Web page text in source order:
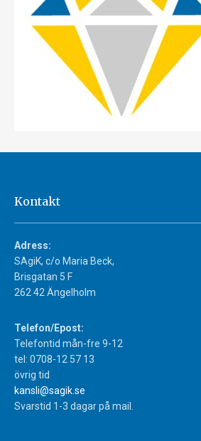
Kontakt
Adress:
SAgiK, c/o Maria Beck,
Brisgatan 5 F
262 42 Ängelholm
Telefon/Epost:
Telefontid mån-fre 9-12
tel: 0708-12 57 13
övrig tid
kansli@sagik.se
Svarstid 1-3 dagar på mail.